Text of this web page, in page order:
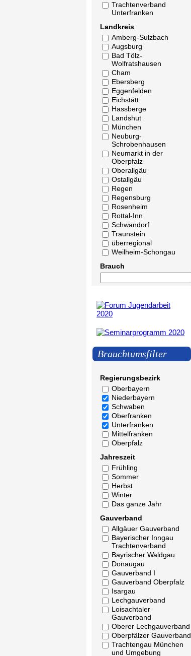
Trachtenverband
Unterfranken
Landkreis
Amberg-Sulzbach
Augsburg
Bad Tölz-
Wolfratshausen
Cham
Ebersberg
Eggenfelden
Eichstätt
Hassberge
Landshut
München
Neuburg-
Schrobenhausen
Neumarkt in der
Oberpfalz
Oberallgäu
Ostallgäu
Regen
Regensburg
Rosenheim
Rottal-Inn
Schwandorf
Traunstein
überregional
Weilheim-Schongau
Brauch
Brauchtumsfilter
Regierungsbezirk
Oberbayern
Niederbayern
Schwaben
Oberfranken
Unterfranken
Mittelfranken
Oberpfalz
Jahreszeit
Frühling
Sommer
Herbst
Winter
Das ganze Jahr
Gauverband
Allgäuer Gauverband
Bayerischer Inngau
Trachtenverband
Bayrischer Waldgau
Donaugau
Gauverband I
Gauverband Oberpfalz
Isargau
Lechgauverband
Loisachtaler
Gauverband
Oberer Lechgauverband
Oberpfälzer Gauverband
Trachtengau München
und Umgebung